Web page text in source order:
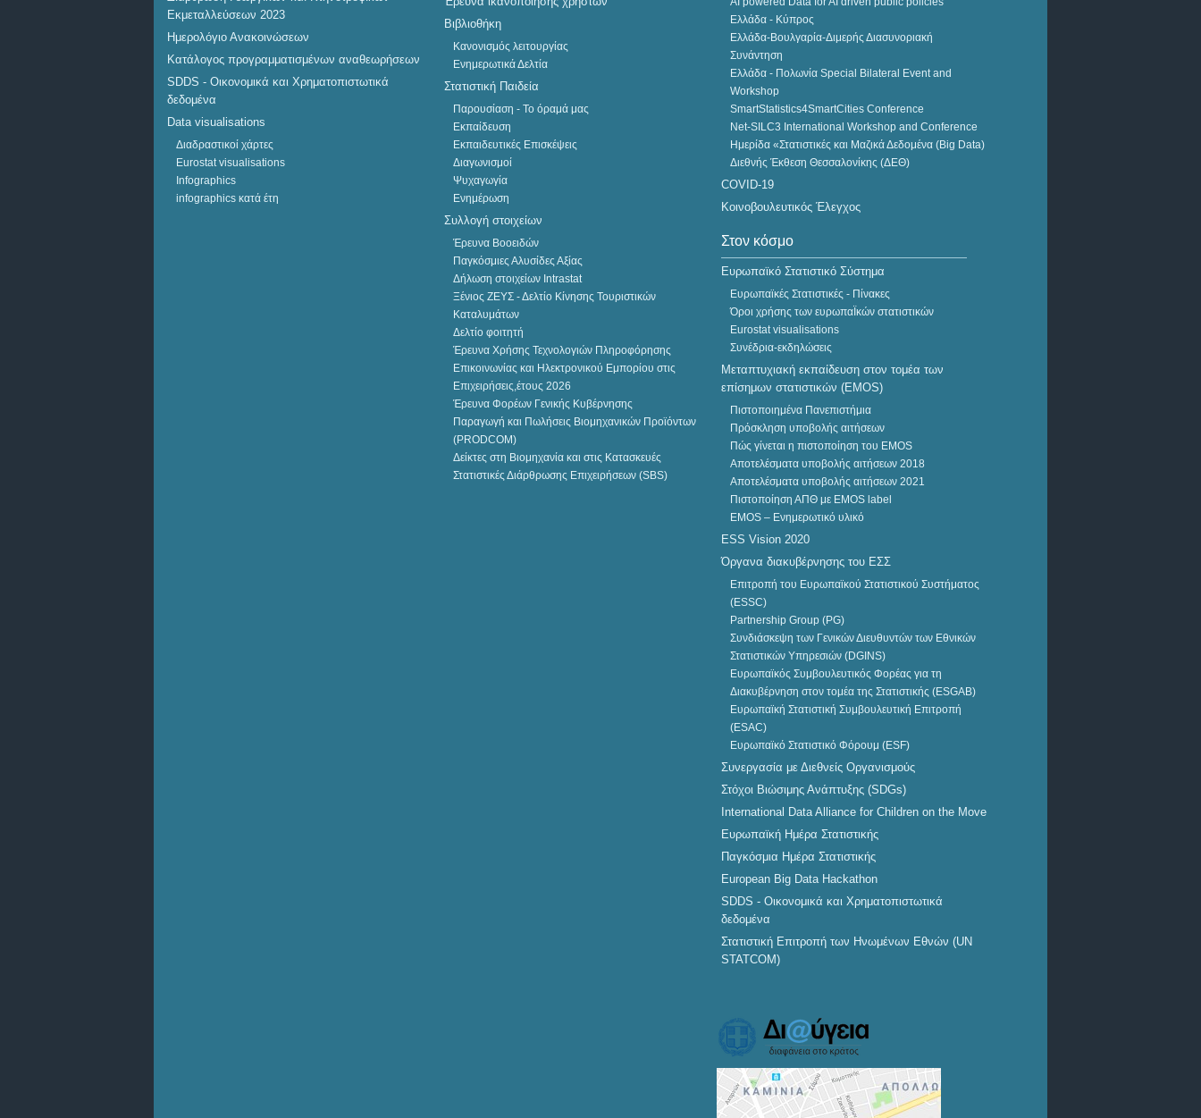
ΑΠΡ ΔΕΛΤΙΟ ΤΥΠΟΥ
Θανάτων (1η έως 9η
εβδομάδα 2022)
ΑΠΡ
Ιατρικός έλεγχος από
κλιμάκιο του Εθνικού
Οργανισμού Δημόσιας
Υγείας (ΕΟΔΥ) στο
προσωπικό της Κεντρικής
ΜΑΡ ΔΕΛΤΙΟ ΤΥΠΟΥ
Εξέλιξη Κύκλου Εργασιών
Επιχειρήσεων του Λιανικού
Εμπορίου (Ιανουάριος
2022)
ΜΑΡ
2022
15
ΜΑΡ
2022
ΔΕΛΤΙΟ ΤΥΠΟΥ
Κύκλος Εργασιών
Λειτουργίας λόγω της
πανδημίας COVID-19
(Ιανουάριος 2022)
15
ΜΑΡ
Εκμεταλλεύσεων 2023
Ημερολόγιο Ανακοινώσεων
Κατάλογος προγραμματισμένων αναθεωρήσεων
SDDS - Οικονομικά και Χρηματοπιστωτικά
δεδομένα
Data visualisations
Διαδραστικοί χάρτες
Eurostat visualisations
Infographics
infographics κατά έτη
Βιβλιοθήκη
Κανονισμός λειτουργίας
Ενημερωτικά Δελτία
Στατιστική Παιδεία
Παρουσίαση - Το όραμά μας
Εκπαίδευση
Εκπαιδευτικές Επισκέψεις
Διαγωνισμοί
Ψυχαγωγία
Ενημέρωση
Συλλογή στοιχείων
Έρευνα Βοοειδών
Παγκόσμιες Αλυσίδες Αξίας
Δήλωση στοιχείων Intrastat
Ξένιος ΖΕΥΣ - Δελτίο Κίνησης Τουριστικών
Καταλυμάτων
Δελτίο φοιτητή
Έρευνα Χρήσης Τεχνολογιών Πληροφόρησης
Επικοινωνίας και Ηλεκτρονικού Εμπορίου στις
Επιχειρήσεις,έτους 2026
Έρευνα Φορέων Γενικής Κυβέρνησης
Παραγωγή και Πωλήσεις Βιομηχανικών Προϊόντων
(PRODCOM)
Δείκτες στη Βιομηχανία και στις Κατασκευές
Στατιστικές Διάρθρωσης Επιχειρήσεων (SBS)
Ελλάδα - Κύπρος
Ελλάδα-Βουλγαρία-Διμερής Διασυνοριακή
Συνάντηση
Ελλάδα - Πολωνία Special Bilateral Event and
Workshop
SmartStatistics4SmartCities Conference
Net-SILC3 International Workshop and Conference
Ημερίδα «Στατιστικές και Μαζικά Δεδομένα (Big Data)
Διεθνής Έκθεση Θεσσαλονίκης (ΔΕΘ)
COVID-19
Κοινοβουλευτικός Έλεγχος
Στον κόσμο
Ευρωπαϊκό Στατιστικό Σύστημα
Ευρωπαϊκές Στατιστικές - Πίνακες
Όροι χρήσης των ευρωπαΪκών στατιστικών
Eurostat visualisations
Συνέδρια-εκδηλώσεις
Μεταπτυχιακή εκπαίδευση στον τομέα των
επίσημων στατιστικών (EMOS)
Πιστοποιημένα Πανεπιστήμια
Πρόσκληση υποβολής αιτήσεων
Πώς γίνεται η πιστοποίηση του EMOS
Αποτελέσματα υποβολής αιτήσεων 2018
Αποτελέσματα υποβολής αιτήσεων 2021
Πιστοποίηση ΑΠΘ με EMOS label
EMOS – Ενημερωτικό υλικό
ESS Vision 2020
Όργανα διακυβέρνησης του ΕΣΣ
Επιτροπή του Ευρωπαϊκού Στατιστικού Συστήματος
(ESSC)
Partnership Group (PG)
Συνδιάσκεψη των Γενικών Διευθυντών των Εθνικών
Στατιστικών Υπηρεσιών (DGINS)
Ευρωπαϊκός Συμβουλευτικός Φορέας για τη
Διακυβέρνηση στον τομέα της Στατιστικής (ESGAB)
Ευρωπαϊκή Στατιστική Συμβουλευτική Επιτροπή
(ESAC)
Ευρωπαϊκό Στατιστικό Φόρουμ (ESF)
Συνεργασία με Διεθνείς Οργανισμούς
Στόχοι Βιώσιμης Ανάπτυξης (SDGs)
International Data Alliance for Children on the Move
Ευρωπαϊκή Ημέρα Στατιστικής
Παγκόσμια Ημέρα Στατιστικής
European Big Data Hackathon
SDDS - Οικονομικά και Χρηματοπιστωτικά
δεδομένα
Στατιστική Επιτροπή των Ηνωμένων Εθνών (UN
STATCOM)